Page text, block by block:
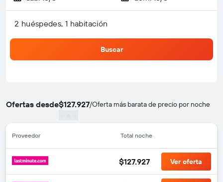
2 huéspedes, 1 habitación
Buscar
Ofertas desde$127.927/Oferta más barata de precio por noche
Proveedor Total noche
$127.927 Ver oferta